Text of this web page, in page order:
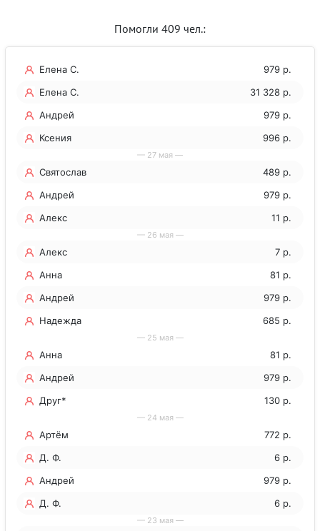
Помогли 409 чел.:
Елена С.
979 р.
Елена С.
31 328 р.
Андрей
979 р.
Ксения
996 р.
— 27 мая —
Святослав
489 р.
Андрей
979 р.
Алекс
11 р.
— 26 мая —
Алекс
7 р.
Анна
81 р.
Андрей
979 р.
Надежда
685 р.
— 25 мая —
Анна
81 р.
Андрей
979 р.
Друг*
130 р.
— 24 мая —
Артём
772 р.
Д. Ф.
6 р.
Андрей
979 р.
Д. Ф.
6 р.
— 23 мая —